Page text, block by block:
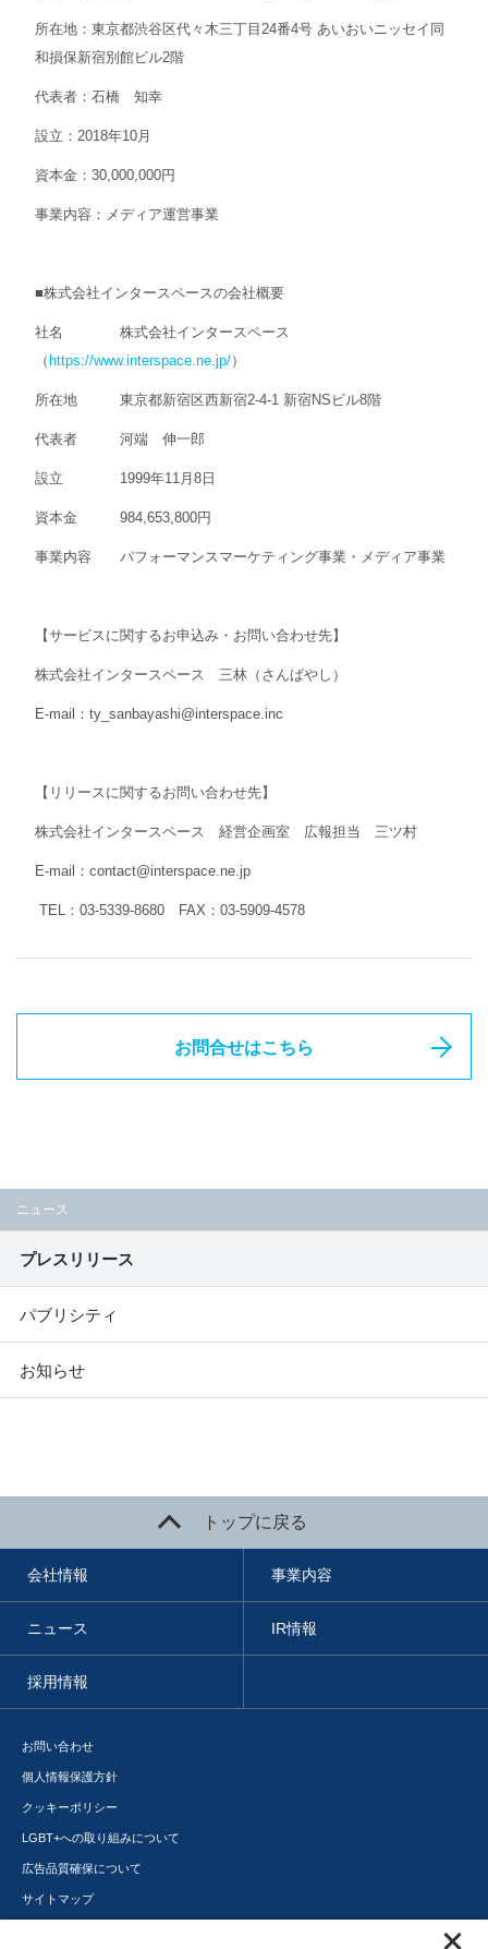
所在地：東京都渋谷区代々木三丁目24番4号 あいおいニッセイ同
和損保新宿別館ビル2階
代表者：石橋 知幸
設立：2018年10月
資本金：30,000,000円
事業内容：メディア運営事業
■株式会社インタースペースの会社概要
社名 株式会社インタースペース
（ https://www.interspace.ne.jp/）
所在地 東京都新宿区西新宿2-4-1 新宿NSビル8階
代表者 河端 伸一郎
設立 1999年11月8日
資本金 984,653,800円
事業内容 パフォーマンスマーケティング事業・メディア事業
【サービスに関するお申込み・お問い合わせ先】
株式会社インタースペース 三林（さんばやし）
E-mail： ty_sanbayashi@interspace.inc
【リリースに関するお問い合わせ先】
株式会社インタースペース 経営企画室 広報担当 三ツ村
E-mail： contact@interspace.ne.jp
TEL：03-5339-8680 FAX：03-5909-4578
お問合せはこちら
ニュース
プレスリリース
パブリシティ
お知らせ
トップに戻る
会社情報 事業内容
ニュース IR情報
採用情報
お問い合わせ
個人情報保護方針
クッキーポリシー
LGBT+への取り組みについて
広告品質確保について
サイトマップ